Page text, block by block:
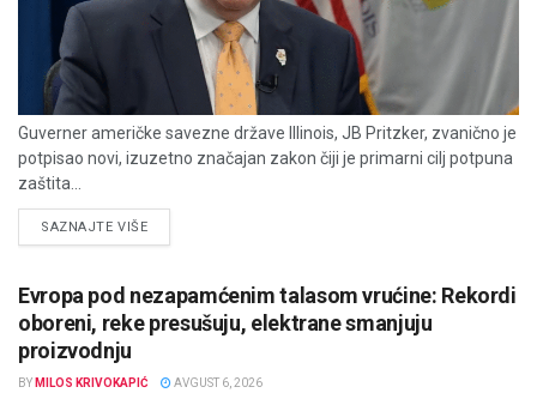
Guverner američke savezne države Illinois, JB Pritzker, zvanično je
potpisao novi, izuzetno značajan zakon čiji je primarni cilj potpuna
zaštita...
SAZNAJTE VIŠEDETAILS
Evropa pod nezapamćenim talasom vrućine: Rekordi
oboreni, reke presušuju, elektrane smanjuju
proizvodnju
BY MILOS KRIVOKAPIĆ AVGUST 6, 2026